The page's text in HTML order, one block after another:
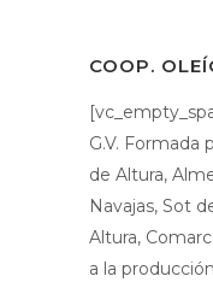
COOP.
G.V. Formada
de Altura,
Navajas, Sot
Altura,
a la